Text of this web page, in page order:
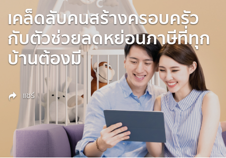
เคล็ดลับคนสร้างครอบครัว
กับตัวช่วยลดหย่อนภาษีที่ทุก
บ้านต้องมี
แชร์